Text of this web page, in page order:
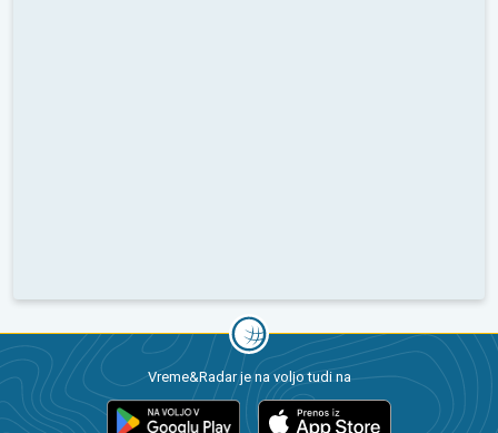
Vreme&Radar je na voljo tudi na